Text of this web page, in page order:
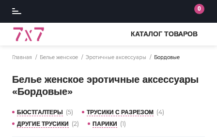
0
КАТАЛОГ ТОВАРОВ
Главная Белье женское Эротичные аксессуары Бордовые
Белье женское эротичные аксессуары
«Бордовые»
БЮСТГАЛТЕРЫ (5) ТРУСИКИ С РАЗРЕЗОМ (4)
ДРУГИЕ ТРУСИКИ (2) ПАРИКИ (1)